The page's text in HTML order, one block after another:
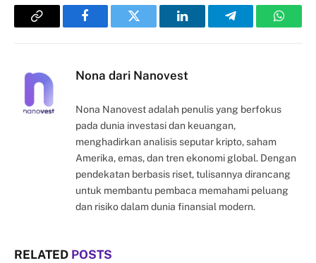
Copy
FacebookTwitter LinkedInTelegram
Nona dari Nanovest
Nona Nanovest adalah penulis yang berfokus
pada dunia investasi dan keuangan,
menghadirkan analisis seputar kripto, saham
Amerika, emas, dan tren ekonomi global. Dengan
pendekatan berbasis riset, tulisannya dirancang
untuk membantu pembaca memahami peluang
dan risiko dalam dunia finansial modern.
RELATED POSTS